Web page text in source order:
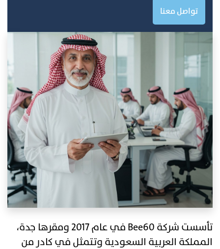
تواصل معنا
تأسست شركة Bee60 في عام 2017 ومقرها جدة،
المملكة العربية السعودية وتتمثل في كادر من